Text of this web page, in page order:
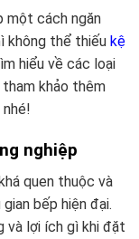
một cách ngăn
không thể thiếu kệ
hiểu về các loại
tham khảo thêm
nghiệp
quen thuộc và
bếp hiện đại.
và lợi ích gì khi đặt